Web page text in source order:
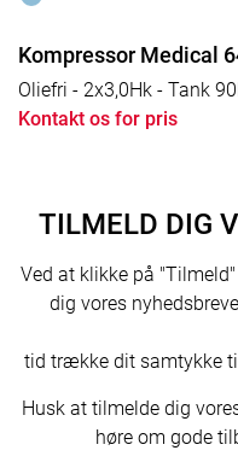
Kompressor Medical
Oliefri - 2x3,0Hk - Tank
Kontakt os for pris
TILMELD DIG
Ved at klikke på
dig vores
tid trække dit samtykke
Husk at tilmelde dig
høre om gode